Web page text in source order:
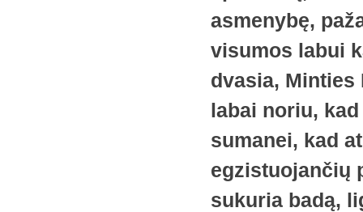
asmenybę,
visumos labui
dvasia,
labai noriu,
sumanei, kad
egzistuojančių
sukuria badą,